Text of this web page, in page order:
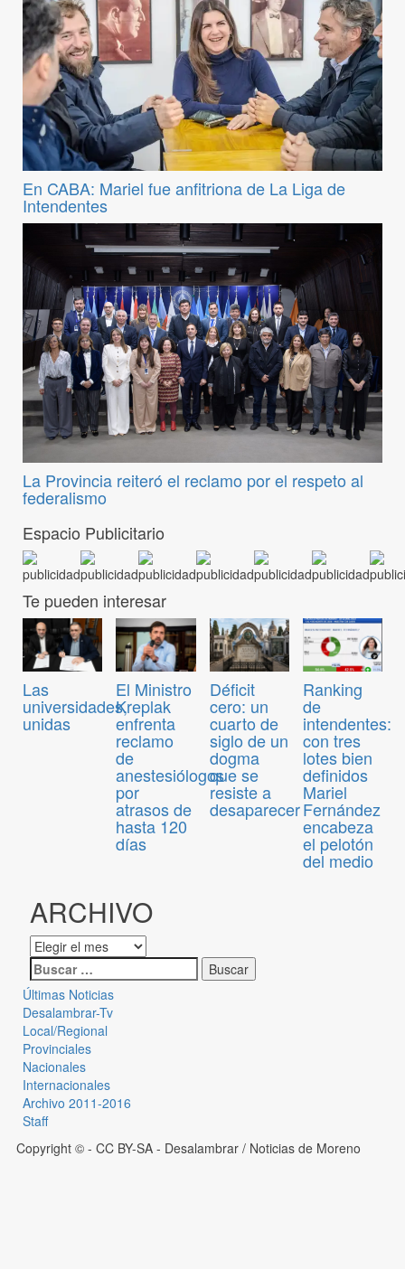
En CABA: Mariel fue anfitriona de La Liga de
Intendentes
La Provincia reiteró el reclamo por el respeto al
federalismo
Espacio Publicitario
Te pueden interesar
Las
universidades,
unidas
El Ministro
Kreplak
enfrenta
reclamo
de
anestesiólogos
por
atrasos de
hasta 120
días
Déficit
cero: un
cuarto de
siglo de un
dogma
que se
resiste a
desaparecer
Ranking
de
intendentes:
con tres
lotes bien
definidos
Mariel
Fernández
encabeza
el pelotón
del medio
ARCHIVO
Últimas Noticias
Desalambrar-Tv
Local/Regional
Provinciales
Nacionales
Internacionales
Archivo 2011-2016
Staff
Copyright © - CC BY-SA - Desalambrar / Noticias de Moreno